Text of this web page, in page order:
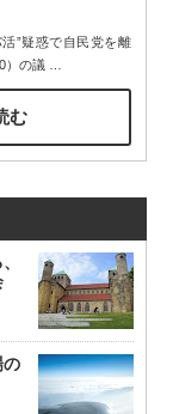
”疑惑で自民党を離
）の議…
む
の